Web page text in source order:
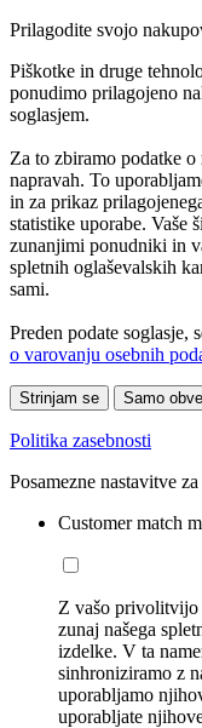
Prilagodite svojo
Piškotke in druge
ponudimo prilagojeno
soglasjem.
Za to zbiramo podatke
napravah. To
in za prikaz
statistike uporabe. Vaše
zunanjimi ponudniki in
spletnih oglaševalskih
sami.
Preden podate soglasje,
o varovanju osebnih
Strinjam se Samo
Politika zasebnosti
Posamezne nastavitve
Customer match
Z vašo privolitvijo
zunaj našega
izdelke. V ta
sinhroniziramo z
uporabljamo
uporabljate